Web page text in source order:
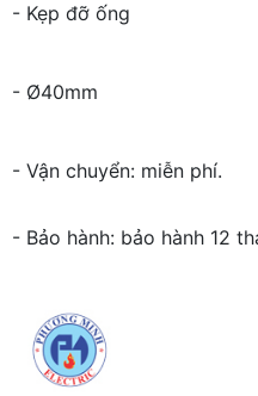
- Kẹp đỡ ống
- Ø40mm
- Vận chuyển: miễn phí.
- Bảo hành: bảo hành 12